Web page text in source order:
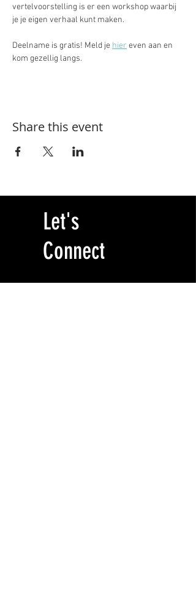
vertelvoorstelling is er een workshop waarbij
je je eigen verhaal kunt maken.
Deelname is gratis! Meld je hier even aan en
kom gezellig langs.
Share this event
Let's
Connect